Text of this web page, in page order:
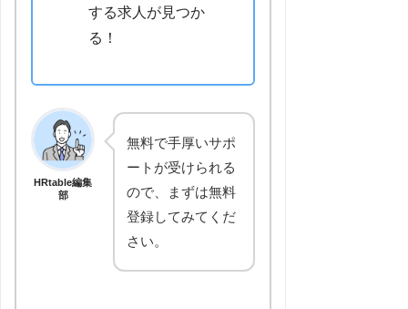
する求人が見つか
る！
HRtable編集
部
無料で手厚いサポ
ートが受けられる
ので、まずは無料
登録してみてくだ
さい。